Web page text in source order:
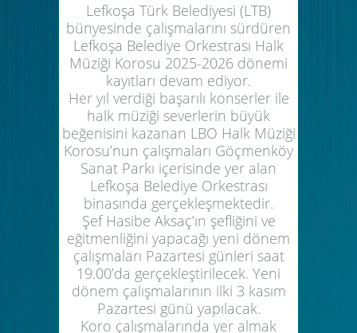
Lefkoşa Türk Belediyesi (LTB)
bünyesinde çalışmalarını sürdüren
Lefkoşa Belediye Orkestrası Halk
Müziği Korosu 2025-2026 dönemi
kayıtları devam ediyor.
Her yıl verdiği başarılı konserler ile
halk müziği severlerin büyük
beğenisini kazanan LBO Halk Müziği
Korosu’nun çalışmaları Göçmenköy
Sanat Parkı içerisinde yer alan
Lefkoşa Belediye Orkestrası
binasında gerçekleşmektedir.
Şef Hasibe Aksaç’ın şefliğini ve
eğitmenliğini yapacağı yeni dönem
çalışmaları Pazartesi günleri saat
19.00’da gerçekleştirilecek. Yeni
dönem çalışmalarının ilki 3 kasım
Pazartesi günü yapılacak.
Koro çalışmalarında yer almak